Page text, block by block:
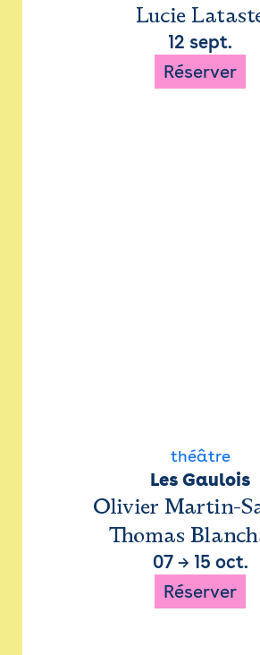
Lucie
12 sept.
Réserver
théâtre
Les Gaulois
Olivier Martin-
Thomas
07→ 15 oct.
Réserver